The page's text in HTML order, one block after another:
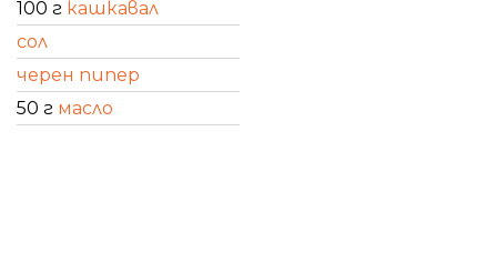
100 г кашкавал
сол
черен пипер
50 г масло